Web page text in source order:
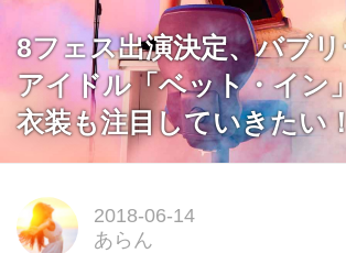
8フェス出演決定、バブ
アイドル「ベット・イン
衣装も注目していきたい！
2018-06-14
あらん